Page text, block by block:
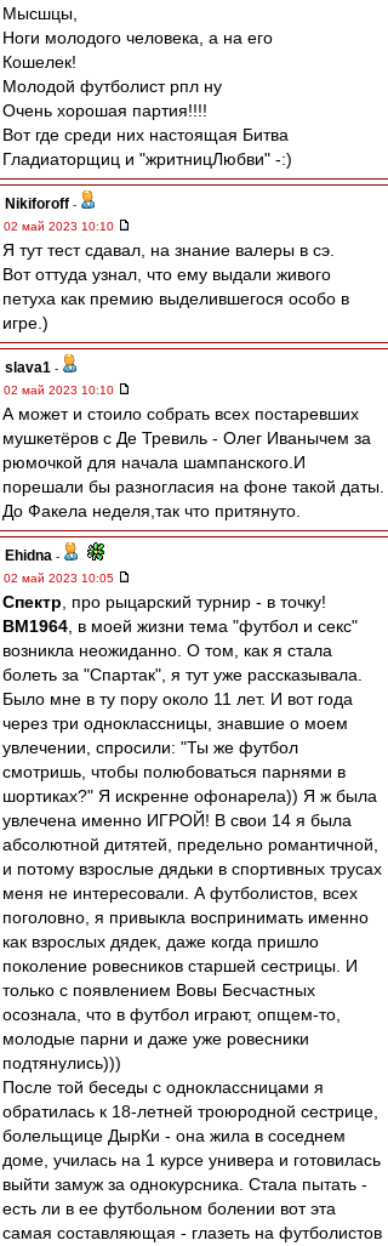
Мысшцы,
Ноги молодого человека, а на его
Кошелек!
Молодой футболист рпл ну
Очень хорошая партия!!!!
Вот где среди них настоящая Битва
Гладиаторщиц и "жритницЛюбви" -:)
Nikiforoff -
02 май 2023 10:10
Я тут тест сдавал, на знание валеры в сэ.
Вот оттуда узнал, что ему выдали живого
петуха как премию выделившегося особо в
игре.)
slava1 -
02 май 2023 10:10
А может и стоило собрать всех постаревших
мушкетёров с Де Тревиль - Олег Иванычем за
рюмочкой для начала шампанского.И
порешали бы разногласия на фоне такой даты.
До Факела неделя,так что притянуто.
Ehidna -
02 май 2023 10:05
Спектр , про рыцарский турнир - в точку!
BM1964 , в моей жизни тема "футбол и секс"
возникла неожиданно. О том, как я стала
болеть за "Спартак", я тут уже рассказывала.
Было мне в ту пору около 11 лет. И вот года
через три одноклассницы, знавшие о моем
увлечении, спросили: "Ты же футбол
смотришь, чтобы полюбоваться парнями в
шортиках?" Я искренне офонарела)) Я ж была
увлечена именно ИГРОЙ! В свои 14 я была
абсолютной дитятей, предельно романтичной,
и потому взрослые дядьки в спортивных трусах
меня не интересовали. А футболистов, всех
поголовно, я привыкла воспринимать именно
как взрослых дядек, даже когда пришло
поколение ровесников старшей сестрицы. И
только с появлением Вовы Бесчастных
осознала, что в футбол играют, опщем-то,
молодые парни и даже уже ровесники
подтянулись)))
После той беседы с одноклассницами я
обратилась к 18-летней троюродной сестрице,
болельщице ДырКи - она жила в соседнем
доме, училась на 1 курсе универа и готовилась
выйти замуж за однокурсника. Стала пытать -
есть ли в ее футбольном болении вот эта
самая составляющая - глазеть на футболистов